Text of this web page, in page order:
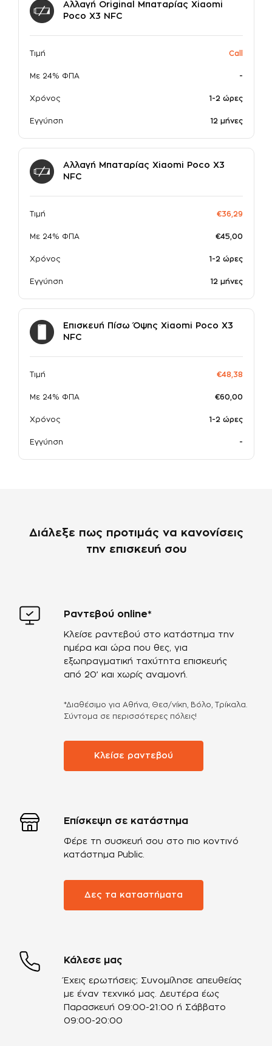
Αλλαγή Original Μπαταρίας Xiaomi
Poco X3 NFC
Τιμή Call
Με 24% ΦΠΑ -
Χρόνος 1-2 ώρες
Εγγύηση 12 μήνες
Αλλαγή Μπαταρίας Xiaomi Poco X3
NFC
Τιμή €36,29
Με 24% ΦΠΑ €45,00
Χρόνος 1-2 ώρες
Εγγύηση 12 μήνες
Επισκευή Πίσω Όψης Xiaomi Poco X3
NFC
Τιμή €48,38
Με 24% ΦΠΑ €60,00
Χρόνος 1-2 ώρες
Εγγύηση -
Διάλεξε πως προτιμάς να κανονίσεις
την επισκευή σου
Ραντεβού online*
Κλείσε ραντεβού στο κατάστημα την
ημέρα και ώρα που θες, για
εξωπραγματική ταχύτητα επισκευής
από 20’ και χωρίς αναμονή.
*Διαθέσιμο για Αθήνα, Θεσ/νίκη, Βόλο, Τρίκαλα.
Σύντομα σε περισσότερες πόλεις!
Κλείσε ραντεβού
Επίσκεψη σε κατάστημα
Φέρε τη συσκευή σου στο πιο κοντινό
κατάστημα Public.
Δες τα καταστήματα
Κάλεσε μας
Έχεις ερωτήσεις; Συνομίλησε απευθείας
με έναν τεχνικό μας. Δευτέρα έως
Παρασκευή 09:00-21:00 ή Σάββατο
09:00-20:00